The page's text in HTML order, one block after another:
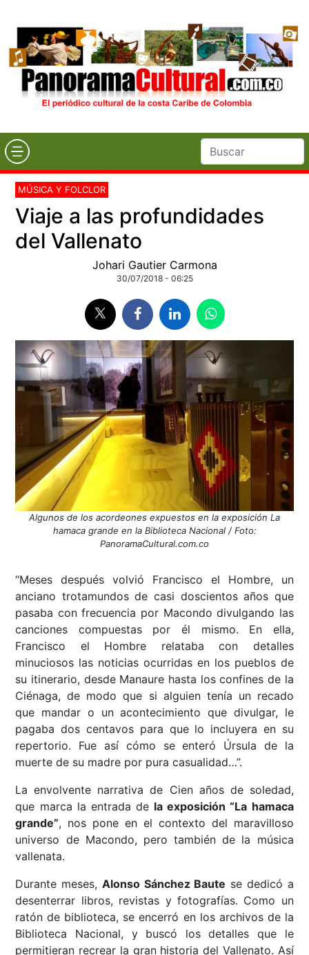
MÚSICA Y FOLCLOR
Viaje a las profundidades
del Vallenato
Johari Gautier Carmona
30/07/2018 - 06:25
Algunos de los acordeones expuestos en la exposición La
hamaca grande en la Biblioteca Nacional / Foto:
PanoramaCultural.com.co
“Meses después volvió Francisco el Hombre, un
anciano trotamundos de casi doscientos años que
pasaba con frecuencia por Macondo divulgando las
canciones compuestas por él mismo. En ella,
Francisco el Hombre relataba con detalles
minuciosos las noticias ocurridas en los pueblos de
su itinerario, desde Manaure hasta los confines de la
Ciénaga, de modo que si alguien tenía un recado
que mandar o un acontecimiento que divulgar, le
pagaba dos centavos para que lo incluyera en su
repertorio. Fue así cómo se enteró Úrsula de la
muerte de su madre por pura casualidad…”.
La envolvente narrativa de Cien años de soledad,
que marca la entrada de la exposición “La hamaca
grande”, nos pone en el contexto del maravilloso
universo de Macondo, pero también de la música
vallenata.
Durante meses, Alonso Sánchez Baute se dedicó a
desenterrar libros, revistas y fotografías. Como un
ratón de biblioteca, se encerró en los archivos de la
Biblioteca Nacional, y buscó los detalles que le
permitieran recrear la gran historia del Vallenato. Así